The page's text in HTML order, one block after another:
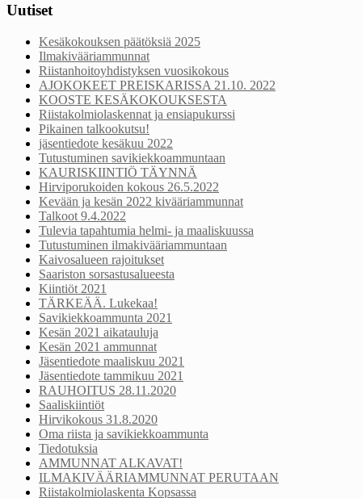
Uutiset
Kesäkokouksen päätöksiä 2025
Ilmakivääriammunnat
Riistanhoitoyhdistyksen vuosikokous
AJOKOKEET PREISKARISSA 21.10. 2022
KOOSTE KESÄKOKOUKSESTA
Riistakolmiolaskennat ja ensiapukurssi
Pikainen talkookutsu!
jäsentiedote kesäkuu 2022
Tutustuminen savikiekkoammuntaan
KAURISKIINTIÖ TÄYNNÄ
Hirviporukoiden kokous 26.5.2022
Kevään ja kesän 2022 kivääriammunnat
Talkoot 9.4.2022
Tulevia tapahtumia helmi- ja maaliskuussa
Tutustuminen ilmakivääriammuntaan
Kaivosalueen rajoitukset
Saariston sorsastusalueesta
Kiintiöt 2021
TÄRKEÄÄ. Lukekaa!
Savikiekkoammunta 2021
Kesän 2021 aikatauluja
Kesän 2021 ammunnat
Jäsentiedote maaliskuu 2021
Jäsentiedote tammikuu 2021
RAUHOITUS 28.11.2020
Saaliskiintiöt
Hirvikokous 31.8.2020
Oma riista ja savikiekkoammunta
Tiedotuksia
AMMUNNAT ALKAVAT!
ILMAKIVÄÄRIAMMUNNAT PERUTAAN
Riistakolmiolaskenta Kopsassa